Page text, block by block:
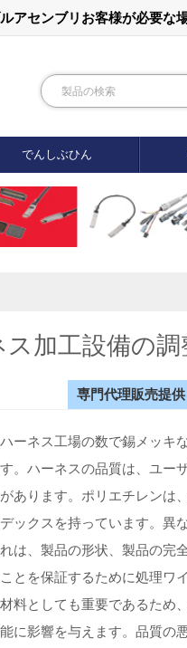
センブリお客様が必要な
でんしぶひん
加工設備の調
専門代理販売提
ーネス工場の数で錫メッキ
。ハーネスの品質は、ユー
あります。ポリエチレンは
ックスを持っています。異
は、製品の形状、製品の完
とを保証するために処理ワ
料としても重要であるため
に影響を与えます。品質の